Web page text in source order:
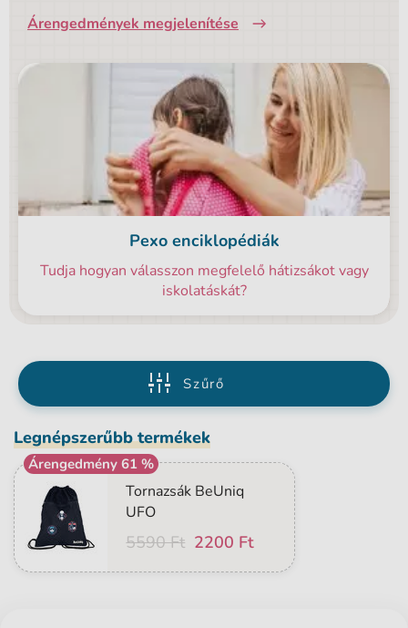
Árengedmények megjelenítése
Pexo enciklopédiák
Tudja hogyan válasszon megfelelő hátizsákot vagy
iskolatáskát?
Szűrő
Legnépszerűbb termékek
Árengedmény 61 %
Tornazsák BeUniq
UFO
5590 Ft 2200 Ft